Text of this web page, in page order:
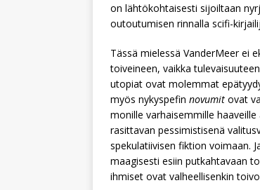
on lähtökohtaisesti sijoiltaan
outoutumisen rinnalla scifi-
Tässä mielessä VanderMeer ei
toiveineen, vaikka
utopiat ovat molemmat
myös nykyspefin novumit ovat
monille varhaisemmille
rasittavan pessimistisenä
spekulatiivisen fiktion voimaan.
maagisesti esiin putkahtavaan
ihmiset ovat valheellisenkin